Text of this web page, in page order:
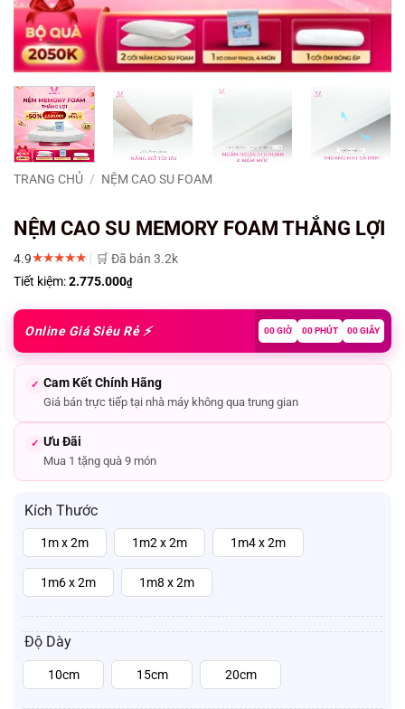
TRANG CHỦ / NỆM CAO SU FOAM
NỆM CAO SU MEMORY FOAM THẮNG LỢI
4.9★★★★★
🛒 Đã bán 3.2k
Tiết kiệm:2.775.000₫
Online Giá Siêu Rẻ ⚡ 00 GIỜ 00 PHÚT 00 GIÂY
✓ Cam Kết Chính Hãng
Giá bán trực tiếp tại nhà máy không qua trung gian
✓ Ưu Đãi
Mua 1 tặng quà 9 món
Kích Thước
1m x 2m 1m2 x 2m 1m4 x 2m
1m6 x 2m 1m8 x 2m
Độ Dày
10cm 15cm 20cm